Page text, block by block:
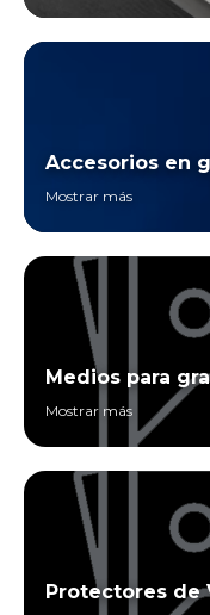
Accesorios en
Mostrar más
Medios para
Mostrar más
Protectores de